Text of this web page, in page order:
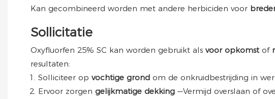
Kan gecombineerd worden met andere herbiciden voor
Sollicitatie
Oxyfluorfen 25% SC kan worden gebruikt als voor opkomst of
resultaten:
Solliciteer op vochtige grond om de onkruidbestrijding in
Ervoor zorgen gelijkmatige dekking —Vermijd overslaan of